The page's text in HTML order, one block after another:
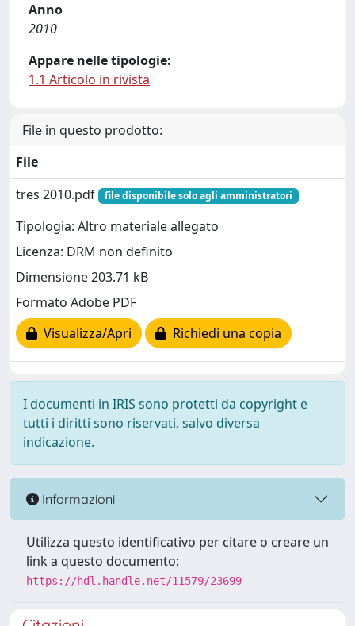
Anno
2010
Appare nelle tipologie:
1.1 Articolo in rivista
File in questo prodotto:
File
tres 2010.pdf
file disponibile solo agli amministratori
Tipologia: Altro materiale allegato
Licenza: DRM non definito
Dimensione 203.71 kB
Formato Adobe PDF
Visualizza/Apri
Richiedi una copia
I documenti in IRIS sono protetti da copyright e
tutti i diritti sono riservati, salvo diversa
indicazione.
Informazioni
Utilizza questo identificativo per citare o creare un
link a questo documento:
https://hdl.handle.net/11579/23699